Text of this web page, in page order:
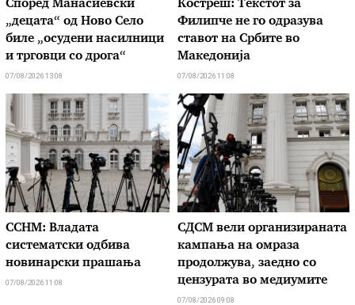
Според Манасиевски
„децата“ од Ново Село
биле „осудени насилници
и трговци со дрога“
07/08/2026 13:08
Костреш: Текстот за
Филипче не го одразува
ставот на Србите во
Македонија
07/08/2026 11:08
ССНМ: Владата
систематски одбива
новинарски прашања
07/08/2026 11:08
СДСМ вели организираната
кампања на омраза
продолжува, заедно со
цензурата во медиумите
07/08/2026 09:08